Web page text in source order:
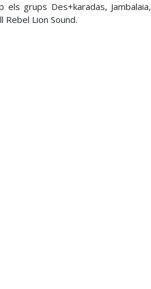
grups Des+karadas, Jambalaia,
Lion Sound.
'en silenci...' a Taradell